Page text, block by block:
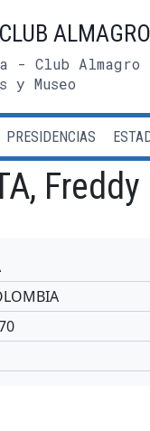
ALMAGRO
- Club
y Museo
PRESIDENCIAS
Freddy